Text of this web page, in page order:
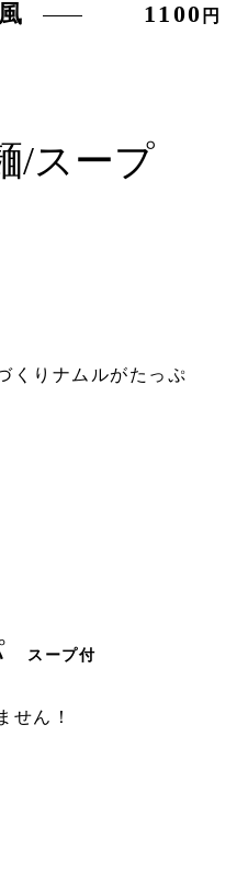
1100 円
/スープ
くりナムルがたっぷ
スープ付
せん！